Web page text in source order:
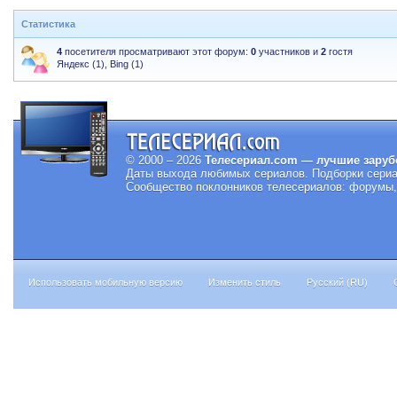
Статистика
4 посетителя просматривают этот форум:0 участников и2 гостя
Яндекс (1), Bing (1)
© 2000 – 2026 Телесериал.com — лучшие
Даты выхода любимых сериалов. Подборки
Сообщество поклонников телесериалов:
Использовать мобильную версию Изменить стиль Русский (RU)